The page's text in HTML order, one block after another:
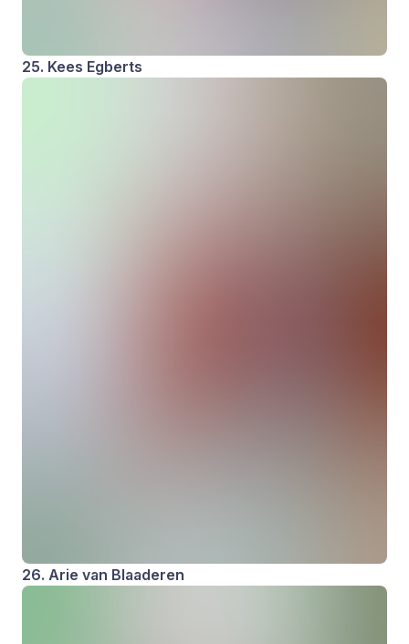
25. Kees Egberts
26. Arie van Blaaderen